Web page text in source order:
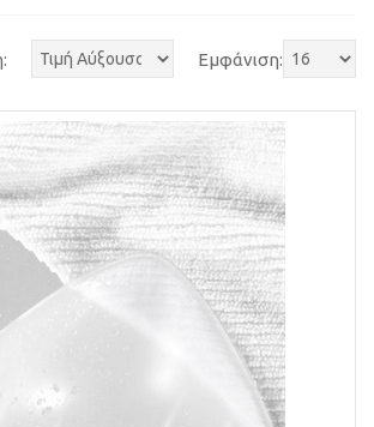
Εμφάνιση: